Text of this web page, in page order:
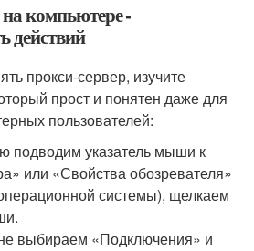
компьютере -
действий
прокси-сервер, изучите
прост и понятен даже для
пользователей:
подводим указатель мыши к
или «Свойства обозревателя»
системы), щелкаем
выбираем «Подключения» и